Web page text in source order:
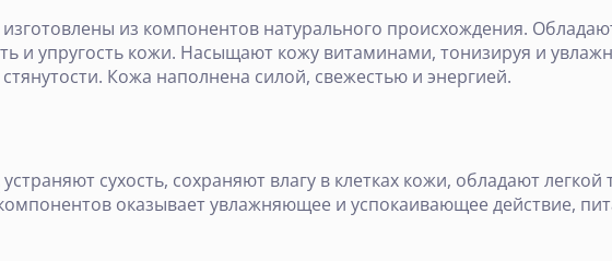
изготовлены из компонентов натурального происхождения.
и упругость кожи. Насыщают кожу витаминами, тонизируя и
Кожа наполнена силой, свежестью и энергией.
устраняют сухость, сохраняют влагу в клетках кожи, обладают легкой
оказывает увлажняющее и успокаивающее действие,